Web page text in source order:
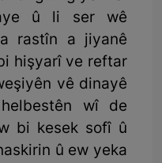
û li ser wê
rastîn a jiyanê
hişyarî ve reftar
vê dinayê
wî de
bi kesek sofî û
û ew yeka